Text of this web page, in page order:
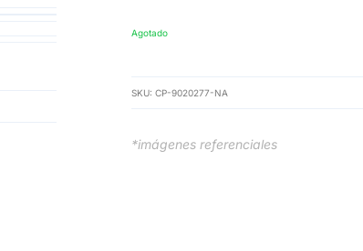
Agotado
SKU:CP-9020277-NA
*imágenes referenciales